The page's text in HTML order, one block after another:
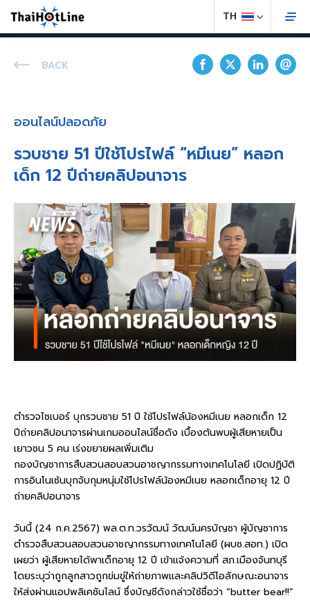
BACK
ออนไลน์ปลอดภัย
รวบชาย 51 ปีใช้โปรไฟล์ “หมีเนย” หลอก
เด็ก 12 ปีถ่ายคลิปอนาจาร
ตำรวจไซเบอร์ บุกรวบชาย 51 ปี ใช้โปรไฟล์น้องหมีเนย หลอกเด็ก 12
ปีถ่ายคลิปอนาจารผ่านเกมออนไลน์ชื่อดัง เบื้องต้นพบผู้เสียหายเป็น
เยาวชน 5 คน เร่งขยายผลเพิ่มเติม
กองบัญชาการสืบสวนสอบสวนอาชญากรรมทางเทคโนโลยี เปิดปฏิบัติ
การอินโนเซ้นบุกจับกุมหนุ่มใช้โปรไฟล์น้องหมีเนย หลอกเด็กอายุ 12 ปี
ถ่ายคลิปอนาจาร
วันนี้ (24 ก.ค.2567) พล.ต.ท.วรวัฒน์ วัฒน์นครบัญชา ผู้บัญชาการ
ตำรวจสืบสวนสอบสวนอาชญากรรมทางเทคโนโลยี (ผบช.สอท.) เปิด
เผยว่า ผู้เสียหายได้พาเด็กอายุ 12 ปี เข้าแจ้งความที่ สภ.เมืองจันทบุรี
โดยระบุว่าถูกลูกสาวถูกข่มขู่ให้ถ่ายภาพและคลิปวิดีโอลักษณะอนาจาร
ให้ส่งผ่านแอปพลิเคชันไลน์ ซึ่งบัญชีดังกล่าวใช้ชื่อว่า “butter bear!!”